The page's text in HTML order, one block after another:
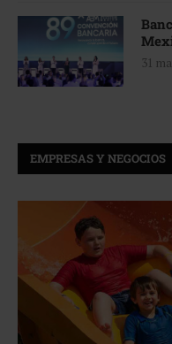
31
EMPRESAS Y NEGOCIOS